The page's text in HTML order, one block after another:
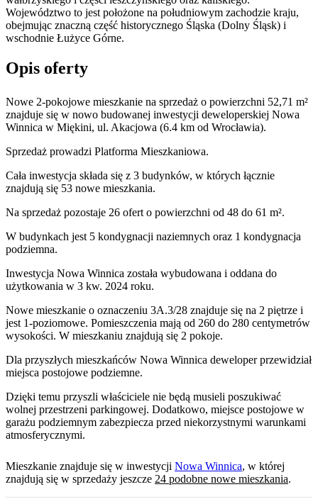
Województwo to jest położone na południowym zachodzie kraju,
obejmując znaczną część historycznego Śląska (Dolny Śląsk) i
wschodnie Łużyce Górne.
Opis oferty
Nowe 2-pokojowe mieszkanie na sprzedaż o powierzchni 52,71 m²
znajduje się w nowo budowanej inwestycji deweloperskiej Nowa
Winnica w Miękini, ul. Akacjowa (6.4 km od Wrocławia).
Sprzedaż prowadzi Platforma Mieszkaniowa.
Cała inwestycja składa się z 3 budynków, w których łącznie
znajdują się 53 nowe mieszkania.
Na sprzedaż pozostaje 26 ofert o powierzchni od 48 do 61 m².
W budynkach jest 5 kondygnacji naziemnych oraz 1 kondygnacja
podziemna.
Inwestycja Nowa Winnica została wybudowana i oddana do
użytkowania w 3 kw. 2024 roku.
Nowe mieszkanie o oznaczeniu 3A.3/28 znajduje się na 2 piętrze i
jest 1-poziomowe. Pomieszczenia mają od 260 do 280 centymetrów
wysokości. W mieszkaniu znajdują się 2 pokoje.
Dla przyszłych mieszkańców Nowa Winnica deweloper przewidział
miejsca postojowe podziemne.
Dzięki temu przyszli właściciele nie będą musieli poszukiwać
wolnej przestrzeni parkingowej. Dodatkowo, miejsce postojowe w
garażu podziemnym zabezpiecza przed niekorzystnymi warunkami
atmosferycznymi.
Mieszkanie znajduje się w inwestycji Nowa Winnica, w której
znajdują się w sprzedaży jeszcze 24 podobne nowe mieszkania.